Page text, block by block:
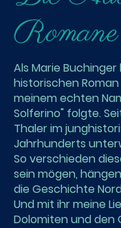
Romane
Als Marie
historischen
meinem echten
Solferino" folgte.
Thaler im
Jahrhunderts
So verschieden
sein mögen,
die Geschichte
Und mit ihr meine
Dolomiten und den